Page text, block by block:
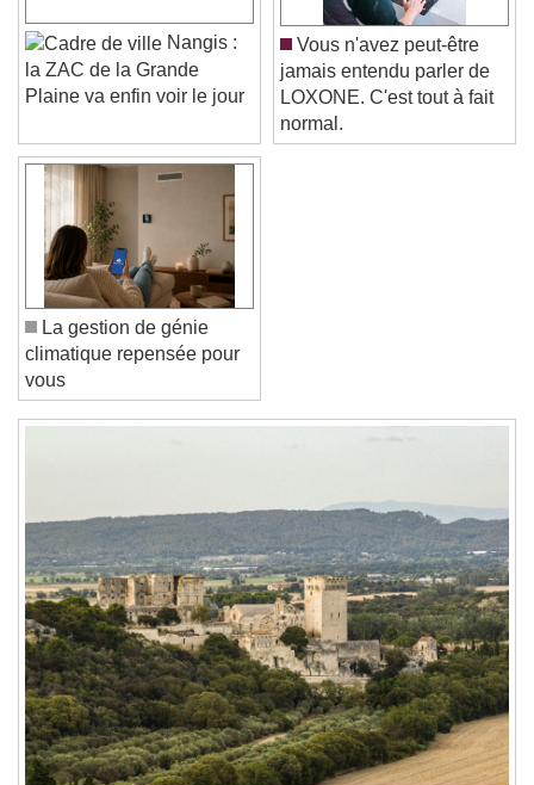
Font Size
Text Edge Style
Font Family
Reset
Done
Close Modal Dialog
End of dialog window.
Nangis :
la ZAC de la Grande
Vous n'avez peut-être
jamais entendu parler de
LOXONE. C'est tout à fait
normal.
La gestion de génie
climatique repensée pour
vous